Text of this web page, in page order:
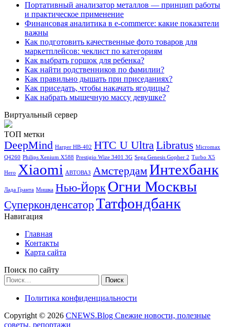
Портативный анализатор металлов — принцип работы
и практическое применение
Финансовая аналитика в e-commerce: какие показатели
важны
Как подготовить качественные фото товаров для
маркетплейсов: чеклист по категориям
Как выбрать горшок для ребенка?
Как найти родственников по фамилии?
Как правильно дышать при приседаниях?
Как приседать, чтобы накачать ягодицы?
Как набрать мышечную массу девушке?
Виртуальный сервер
ТОП метки
DeepMind Harper HB-402 HTC U UltraLibratus Micromax
Q4260 Philips Xenium X588 Prestigio Wize 3401 3G Sega Genesis Gopher 2 Turbo X5
Hero Xiaomi АВТОВАЗ АмстердамИнтехбанк
Лада Гранта Мишка Нью-Йорк Огни Москвы
СуперконденсаторТатфондбанк
Навигация
Главная
Контакты
Карта сайта
Поиск по сайту
Найти:
Политика конфиденциальности
Copyright © 2026 CNEWS.Blog Свежие новости, полезные
советы, репортажи